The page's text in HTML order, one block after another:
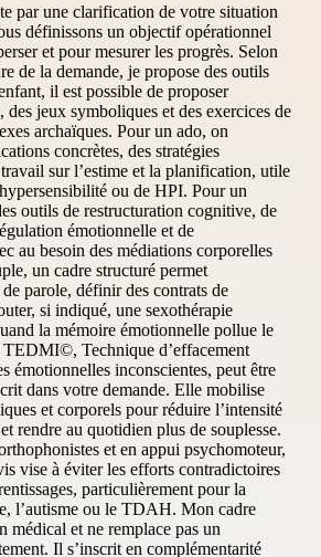
par une clarification de votre situation
définissons un objectif opérationnel
et pour mesurer les progrès. Selon
de la demande, je propose des outils
il est possible de proposer
des jeux symboliques et des exercices de
archaïques. Pour un ado, on
concrètes, des stratégies
sur l’estime et la planification, utile
ou de HPI. Pour un
outils de restructuration cognitive, de
émotionnelle et de
au besoin des médiations corporelles
un cadre structuré permet
parole, définir des contrats de
si indiqué, une sexothérapie
la mémoire émotionnelle pollue le
TEDMI©, Technique d’effacement
émotionnelles inconscientes, peut être
dans votre demande. Elle mobilise
et corporels pour réduire l’intensité
rendre au quotidien plus de souplesse.
et en appui psychomoteur,
vise à éviter les efforts contradictoires
particulièrement pour la
l’autisme ou le TDAH. Mon cadre
médical et ne remplace pas un
Il s’inscrit en complémentarité